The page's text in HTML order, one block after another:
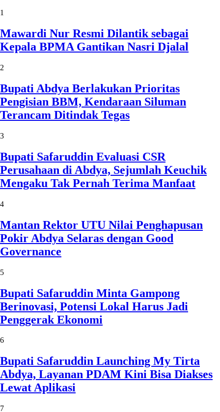
1
Mawardi Nur Resmi Dilantik sebagai
Kepala BPMA Gantikan Nasri Djalal
2
Bupati Abdya Berlakukan Prioritas
Pengisian BBM, Kendaraan Siluman
Terancam Ditindak Tegas
3
Bupati Safaruddin Evaluasi CSR
Perusahaan di Abdya, Sejumlah Keuchik
Mengaku Tak Pernah Terima Manfaat
4
Mantan Rektor UTU Nilai Penghapusan
Pokir Abdya Selaras dengan Good
Governance
5
Bupati Safaruddin Minta Gampong
Berinovasi, Potensi Lokal Harus Jadi
Penggerak Ekonomi
6
Bupati Safaruddin Launching My Tirta
Abdya, Layanan PDAM Kini Bisa Diakses
Lewat Aplikasi
7